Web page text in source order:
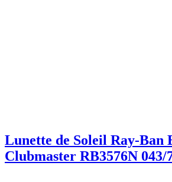
Lunette de Soleil Ray-Ban
Clubmaster RB3576N 043/